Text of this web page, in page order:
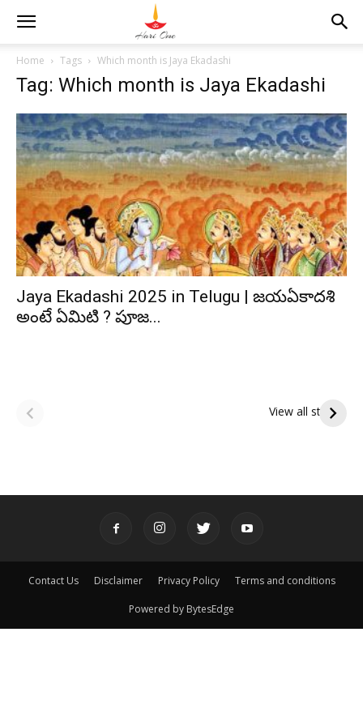
Home Tags Which month is Jaya Ekadashi
Tag: Which month is Jaya Ekadashi
Jaya Ekadashi 2025 in Telugu | జయఏకాదశి
అంటే ఏమిటి ? పూజ...
View all stories
పితృదేవతల ఆశీర్వాదం
ఇంద్రకీలాద్రి గిరి ప్రదక్షిణ
Contact Us Disclaimer Privacy Policy Terms and conditions
Powered by BytesEdge